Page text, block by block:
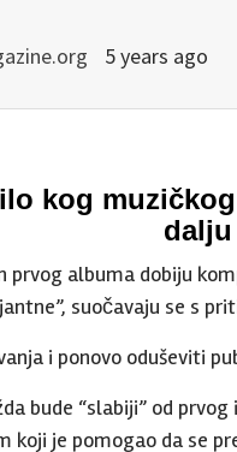
5 years ago
kog
prvog albuma dobiju
suočavaju se s
i ponovo oduševiti
bude “slabiji” od
koji je pomogao da se